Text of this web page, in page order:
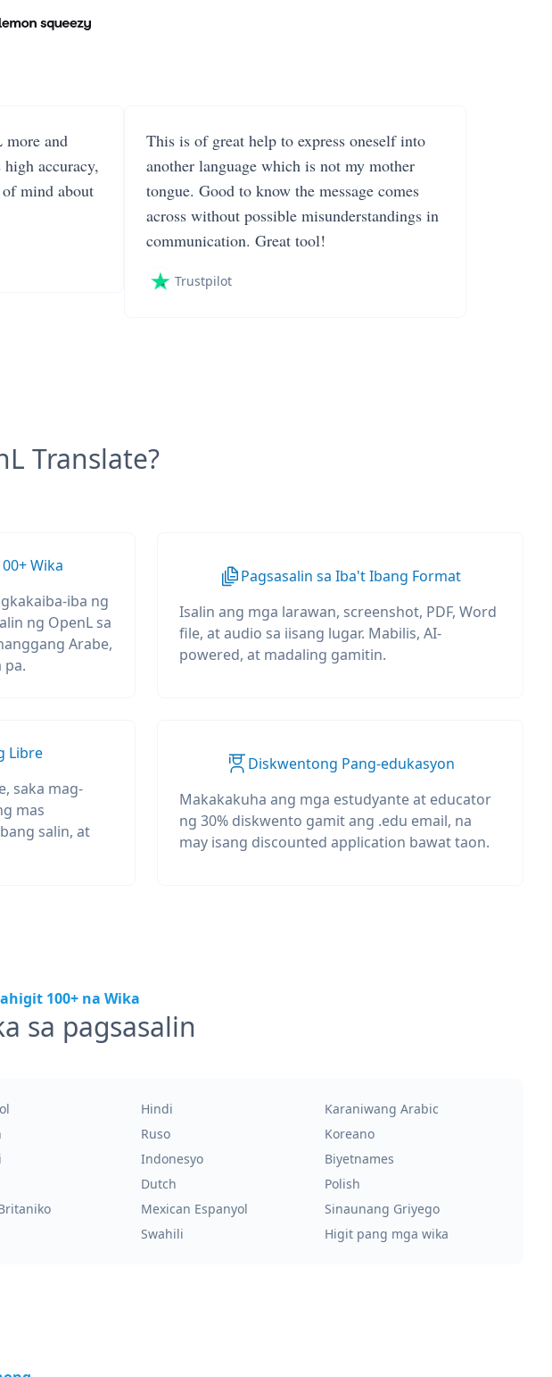
and
accuracy,
mind about
This is of great help to express oneself into
another language which is not my mother
tongue. Good to know the message comes
across without possible misunderstandings in
communication. Great tool!
Trustpilot
Translate?
Wika
iba ng
ng OpenL sa
Arabe,
pa.
Pagsasalin sa Iba't Ibang Format
Isalin ang mga larawan, screenshot, PDF, Word
file, at audio sa iisang lugar. Mabilis, AI-
powered, at madaling gamitin.
Libre
saka mag-
mas
salin, at
Diskwentong Pang-edukasyon
Makakakuha ang mga estudyante at educator
ng 30% diskwento gamit ang .edu email, na
may isang discounted application bawat taon.
100+ na Wika
sa pagsasalin
Hindi
Karaniwang Arabic
Ruso
Koreano
Indonesyo
Biyetnames
Dutch
Polish
Mexican Espanyol
Sinaunang Griyego
Swahili Higit pang mga wika